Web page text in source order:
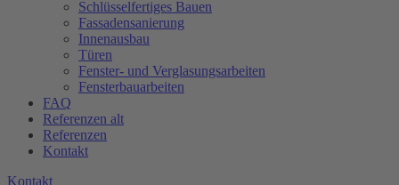
Schlüsselfertiges Bauen
Fassadensanierung
Innenausbau
Türen
Fenster- und Verglasungsarbeiten
Fensterbauarbeiten
FAQ
Referenzen alt
Referenzen
Kontakt
Kontakt